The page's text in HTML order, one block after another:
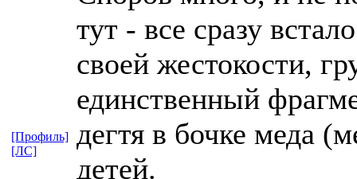
тут - все сразу
своей жестокости,
единственный
дегтя в бочке меда
детей.
[Профиль]
[ЛС]